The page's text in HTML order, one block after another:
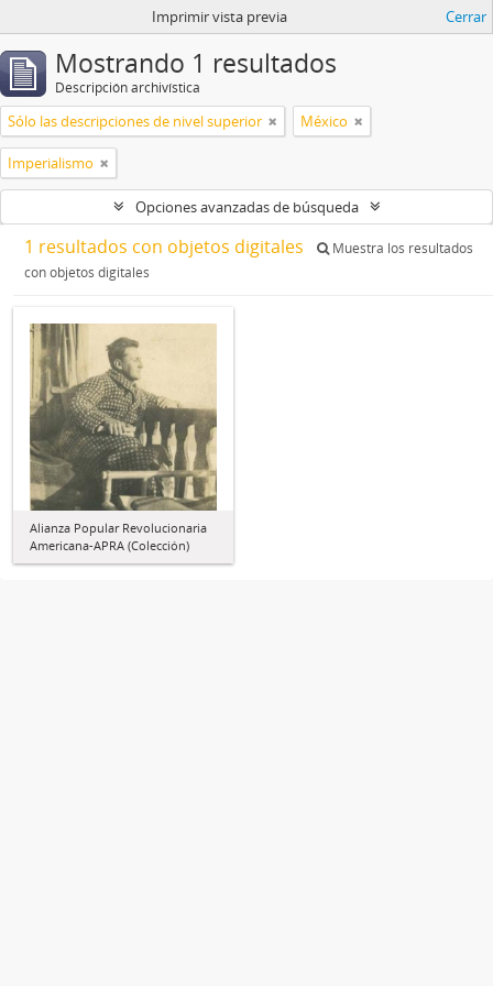
Imprimir vista previa Cerrar
Mostrando 1 resultados
Descripción archivística
Sólo las descripciones de nivel superior México
Imperialismo
Opciones avanzadas de búsqueda
1 resultados con objetos digitales
Muestra los resultados
con objetos digitales
Alianza Popular Revolucionaria
Americana-APRA (Colección)